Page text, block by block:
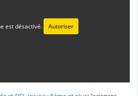
est désactivé. Autoriser